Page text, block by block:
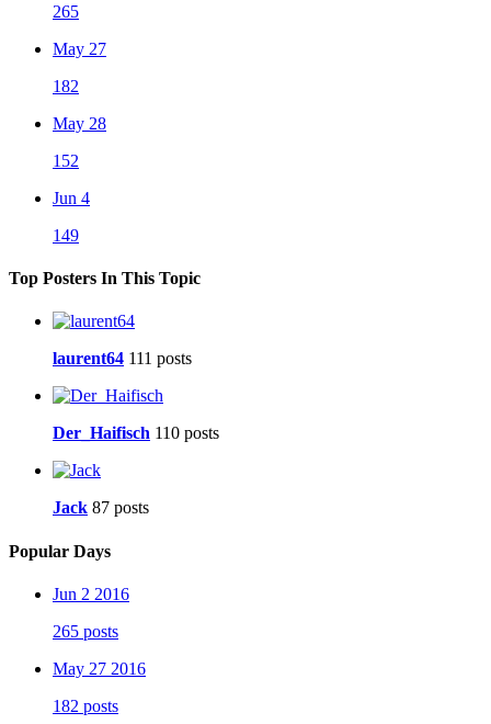
265
May 27
182
May 28
152
Jun 4
149
Top Posters In This Topic
laurent64 111 posts
Der_Haifisch 110 posts
Jack 87 posts
Popular Days
Jun 2 2016
265 posts
May 27 2016
182 posts